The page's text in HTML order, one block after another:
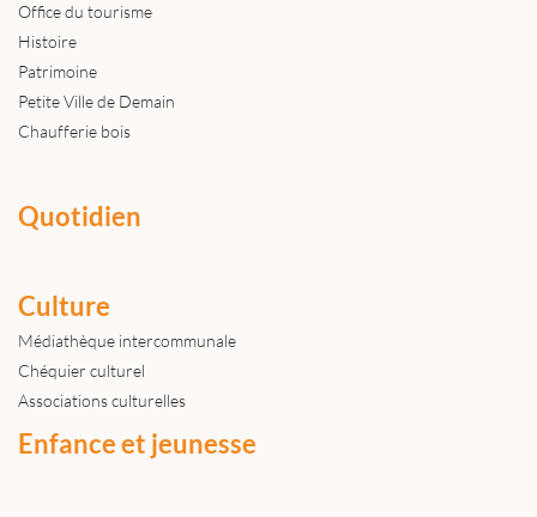
Office du tourisme
Histoire
Patrimoine
Petite Ville de Demain
Chaufferie bois
Quotidien
Culture
Médiathèque intercommunale
Chéquier culturel
Associations culturelles
Enfance et jeunesse